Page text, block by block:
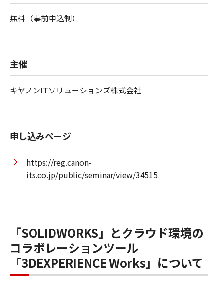
無料（事前申込制）
主催
キヤノンITソリューションズ株式会社
申し込みページ
https://reg.canon-
its.co.jp/public/seminar/view/34515
「SOLIDWORKS」とクラウド環境の
コラボレーションツール
「3DEXPERIENCE Works」について